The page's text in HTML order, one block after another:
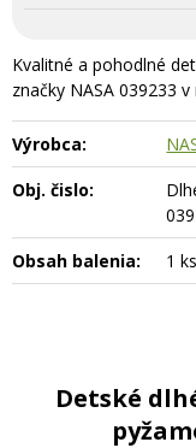
Kvalitné a pohodlné
značky NASA 039233
Výrobca:
Obj. čislo:
Obsah balenia:
1 ks
Detské